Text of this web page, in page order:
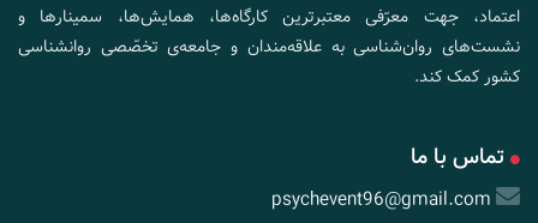
اعتماد، جهت معرّفی معتبرترین کارگاه‌ها، همایش‌ها، سمینارها و
نشست‌های روان‌شناسی به علاقه‌مندان و جامعه‌ی تخصّصی روانشناسی
کشور کمک کند.
تماس با ما
psychevent96@gmail.com